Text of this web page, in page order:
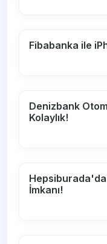
Fibabanka ile
Denizbank
Kolaylık!
Hepsiburada'da
İmkanı!